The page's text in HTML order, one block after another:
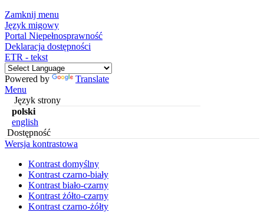
Zamknij menu
Język migowy
Portal Niepełnosprawność
Deklaracja dostępności
ETR - tekst
Powered by
Translate
Menu
Język strony
polski
english
Dostępność
Wersja kontrastowa
Kontrast domyślny
Kontrast czarno-biały
Kontrast biało-czarny
Kontrast żółto-czarny
Kontrast czarno-żółty